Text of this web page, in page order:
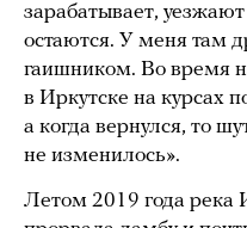
зарабатывает,
остаются. У меня там
гаишником. Во время
в Иркутске на курсах
а когда вернулся, то
не изменилось».
Летом 2019 года река